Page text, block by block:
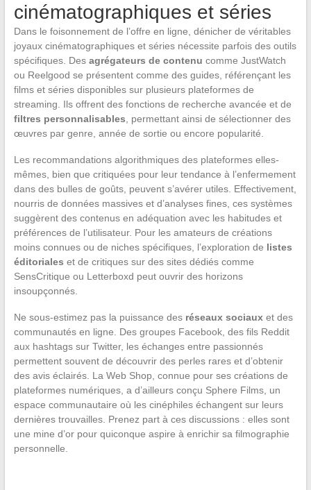
cinématographiques et séries
Dans le foisonnement de l’offre en ligne, dénicher de véritables
joyaux cinématographiques et séries nécessite parfois des outils
spécifiques. Des agrégateurs de contenu comme JustWatch
ou Reelgood se présentent comme des guides, référençant les
films et séries disponibles sur plusieurs plateformes de
streaming. Ils offrent des fonctions de recherche avancée et de
filtres personnalisables , permettant ainsi de sélectionner des
œuvres par genre, année de sortie ou encore popularité.
Les recommandations algorithmiques des plateformes elles-
mêmes, bien que critiquées pour leur tendance à l’enfermement
dans des bulles de goûts, peuvent s’avérer utiles. Effectivement,
nourris de données massives et d’analyses fines, ces systèmes
suggèrent des contenus en adéquation avec les habitudes et
préférences de l’utilisateur. Pour les amateurs de créations
moins connues ou de niches spécifiques, l’exploration de listes
éditoriales et de critiques sur des sites dédiés comme
SensCritique ou Letterboxd peut ouvrir des horizons
insoupçonnés.
Ne sous-estimez pas la puissance des réseaux sociauxet des
communautés en ligne. Des groupes Facebook, des fils Reddit
aux hashtags sur Twitter, les échanges entre passionnés
permettent souvent de découvrir des perles rares et d’obtenir
des avis éclairés. La Web Shop, connue pour ses créations de
plateformes numériques, a d’ailleurs conçu Sphere Films, un
espace communautaire où les cinéphiles échangent sur leurs
dernières trouvailles. Prenez part à ces discussions : elles sont
une mine d’or pour quiconque aspire à enrichir sa filmographie
personnelle.